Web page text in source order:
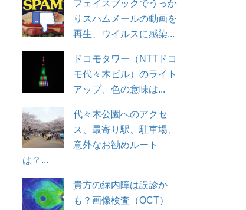
フェイスブックでうっか
りスパムメールの動画を
再生、ウイルスに感染...
ドコモタワー（NTTドコ
モ代々木ビル）のライト
アップ、色の意味は...
代々木公園へのアクセ
ス、最寄り駅、駐車場、
意外なお勧めルート
は？...
貴方の緑内障は誤診か
も？画像検査（OCT）